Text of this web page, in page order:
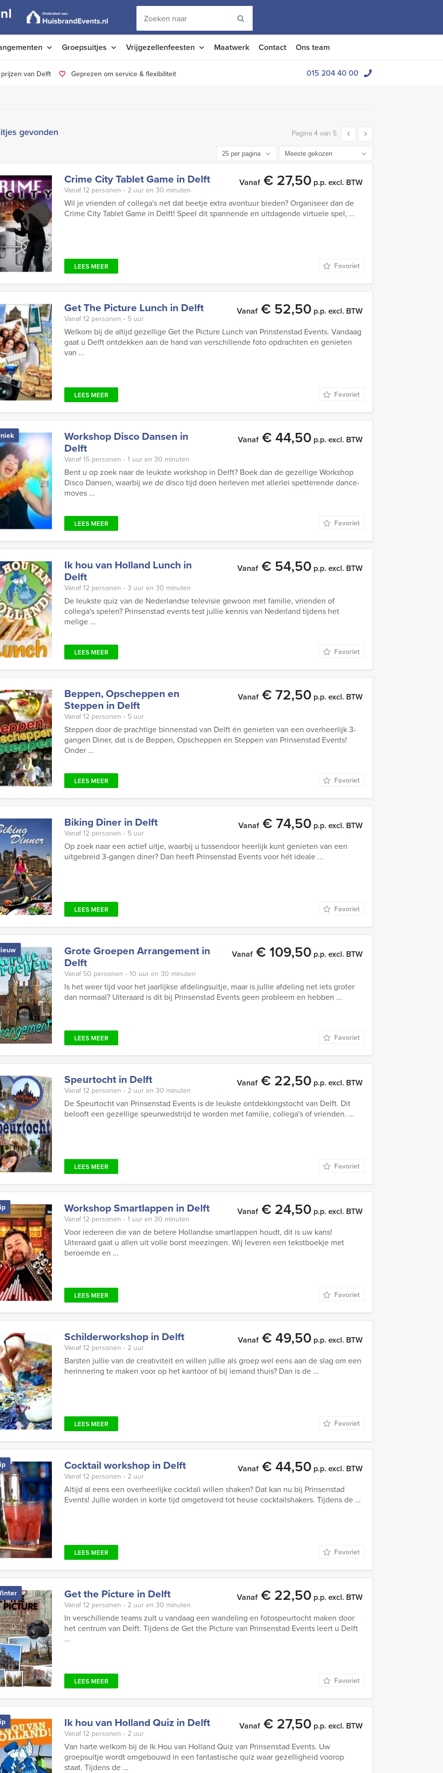
Groepsuitjes Vrijgezellenfeesten Maatwerk Contact Ons team
van Delft Geprezen om service & flexibiliteit 015 204 40 00
gevonden Pagina 4 van 5
Crime City Tablet Game in Delft Vanaf€ 27,50 p.p. excl. BTW
Vanaf 12 personen ‐ 2 uur en 30 minuten
Wil je vrienden of collega's net dat beetje extra avontuur bieden? Organiseer dan de
Crime City Tablet Game in Delft! Speel dit spannende en uitdagende virtuele spel, ...
LEES MEER Favoriet
Get The Picture Lunch in Delft Vanaf€ 52,50 p.p. excl. BTW
Vanaf 12 personen ‐ 5 uur
Welkom bij de altijd gezellige Get the Picture Lunch van Prinstenstad Events. Vandaag
gaat u Delft ontdekken aan de hand van verschillende foto opdrachten en genieten
van ...
LEES MEER Favoriet
Workshop Disco Dansen in
Delft
Vanaf€ 44,50 p.p. excl. BTW
Vanaf 15 personen ‐ 1 uur en 30 minuten
Bent u op zoek naar de leukste workshop in Delft? Boek dan de gezellige Workshop
Disco Dansen, waarbij we de disco tijd doen herleven met allerlei spetterende dance-
moves ...
LEES MEER Favoriet
Ik hou van Holland Lunch in
Delft
Vanaf€ 54,50 p.p. excl. BTW
Vanaf 12 personen ‐ 3 uur en 30 minuten
De leukste quiz van de Nederlandse televisie gewoon met familie, vrienden of
collega's spelen? Prinsenstad events test jullie kennis van Nederland tijdens het
melige ...
LEES MEER Favoriet
Beppen, Opscheppen en
Steppen in Delft
Vanaf€ 72,50 p.p. excl. BTW
Vanaf 12 personen ‐ 5 uur
Steppen door de prachtige binnenstad van Delft én genieten van een overheerlijk 3-
gangen Diner, dat is de Beppen, Opscheppen en Steppen van Prinsenstad Events!
Onder ...
LEES MEER Favoriet
Biking Diner in Delft Vanaf€ 74,50 p.p. excl. BTW
Vanaf 12 personen ‐ 5 uur
Op zoek naar een actief uitje, waarbij u tussendoor heerlijk kunt genieten van een
uitgebreid 3-gangen diner? Dan heeft Prinsenstad Events voor hét ideale ...
LEES MEER Favoriet
Grote Groepen Arrangement in
Delft
Vanaf€ 109,50 p.p. excl. BTW
Vanaf 50 personen ‐ 10 uur en 30 minuten
Is het weer tijd voor het jaarlijkse afdelingsuitje, maar is jullie afdeling net iets groter
dan normaal? Uiteraard is dit bij Prinsenstad Events geen probleem en hebben ...
LEES MEER Favoriet
Speurtocht in Delft Vanaf€ 22,50 p.p. excl. BTW
Vanaf 12 personen ‐ 2 uur en 30 minuten
De Speurtocht van Prinsenstad Events is de leukste ontdekkingstocht van Delft. Dit
belooft een gezellige speurwedstrijd te worden met familie, collega's of vrienden. ...
LEES MEER Favoriet
Workshop Smartlappen in Delft Vanaf€ 24,50 p.p. excl. BTW
Vanaf 12 personen ‐ 1 uur en 30 minuten
Voor iedereen die van de betere Hollandse smartlappen houdt, dit is uw kans!
Uiteraard gaat u allen uit volle borst meezingen. Wij leveren een tekstboekje met
beroemde en ...
LEES MEER Favoriet
Schilderworkshop in Delft Vanaf€ 49,50 p.p. excl. BTW
Vanaf 12 personen ‐ 2 uur
Barsten jullie van de creativiteit en willen jullie als groep wel eens aan de slag om een
herinnering te maken voor op het kantoor of bij iemand thuis? Dan is de ...
LEES MEER Favoriet
Cocktail workshop in Delft Vanaf€ 44,50 p.p. excl. BTW
Vanaf 12 personen ‐ 2 uur
Altijd al eens een overheerlijke cocktail willen shaken? Dat kan nu bij Prinsenstad
Events! Jullie worden in korte tijd omgetoverd tot heuse cocktailshakers. Tijdens de ...
LEES MEER Favoriet
Get the Picture in Delft Vanaf€ 22,50 p.p. excl. BTW
Vanaf 12 personen ‐ 2 uur en 30 minuten
In verschillende teams zult u vandaag een wandeling en fotospeurtocht maken door
het centrum van Delft. Tijdens de Get the Picture van Prinsenstad Events leert u Delft
...
LEES MEER Favoriet
Ik hou van Holland Quiz in Delft Vanaf€ 27,50 p.p. excl. BTW
Vanaf 12 personen ‐ 2 uur
Van harte welkom bij de Ik Hou van Holland Quiz van Prinsenstad Events. Uw
groepsuitje wordt omgebouwd in een fantastische quiz waar gezelligheid voorop
staat. Tijdens de ...